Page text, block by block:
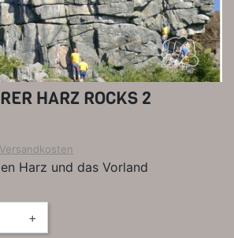
HARZ ROCKS 2
Harz und das Vorland
+